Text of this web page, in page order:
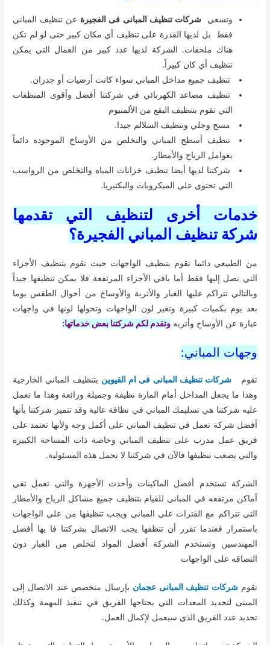
وتسعيشركات تنظيف المبانى فى الفجيرة عن تنظيف المباني
فقط بل لديها القدرة على تنظيف أي مكان كبير حتى لو لم تكن
هناك ملحقات. الشركة لديها عدد كبير من العمال التي يمكن
تنظيف أي كان كبيراً.
تنظيف جميع مداخل المباني سواء كانت أرضيات أو جدران.
تنظيف مصاعد الكهربائي في شركتنا أفضل وأقوى المنظفات
التي تقوم بتنظيف البقع من الألمنيوم
مسح وجلي وتنظيف السلالم جيدا.
تنظيف أسطح المباني والتخلص من الأوساخ الموجودة دائماً
بعوامل الرياح والأمطار.
شركتنا لديها أيضا تنظيف خزانات المياه والتخلص من الرواسب
التي تحتوي على الميكروبات والبكتيريا.
خدمات أخرى لتنظيف التي تقدمها
شركة تنظيف المباني الفجيرة؟
من الطبيعي دائما تقوم بتنظيف الواجهات حيث تقوم بتنظيف الأجزاء
التي نصل إليها فقط أما باقي الأجزاء المرتفعة فلا يمكن تنظيفها جيداً
وبالتالي تتراكم عليها الغبار والأتربة والأوساخ من أحوال الطقس يوما
بعد يوم بكميات كبيرة وتغير لون الواجهات وتحولها لونها في واجهات
عبارة عن الأوساخ وأتربهوتقدم لكم شركتنا بعض خدماتها:
وجهات المباني:
تقوم شركات تنظيف المبانى فى ام القيوين بتنظيف المباني الخارجية
وهذا ما يجعل المداخل أمام المارة نظيفة وجميلة ورائعة وهذا ما تعمل
عليه شركتنا هي تسليمك المباني في نظافة عالية وقد تتميز شركتنا بأنها
أفضل شركة تعمل في تنظيف المباني على أكمل وجه ولأنها تعتمد على
فريق عمل مدرب على تنظيف المباني وخاصة ذات المساحة الكبيرة
والتي يصعب تنظيفها فالآن في شركتنا لا تحمل هذه المسئولية.
الشركة تستخدم أفضل الماكينات وأحدث الأجهزة والتي تعمل تفي
أماكن مرتفعه في المباني للقيام بتنظيف جميع مشاكل الرياح والأمطار
التي تتراكم مع الفترات على المباني ويجب تنظيفها من على الواجهات
باستمرار فعندما تقرر أن تنظفها يجب الاتصال بشركتنا فا بها أفضل
المهندسين وتستخدم الشركة أفضل المواد لتخلص من الغبار دون
التصاقه على الواجهات
تقومشركات تنظيف المبانى عجمان بإرسال متخصص عند الاتصال إلى
المبنى لتحديد المعدات التي يحتاجها الفريق في تنفيذ المهمة وكذلك
تحديد عدد الفريق الذي سيعمل لإكمال العمل.